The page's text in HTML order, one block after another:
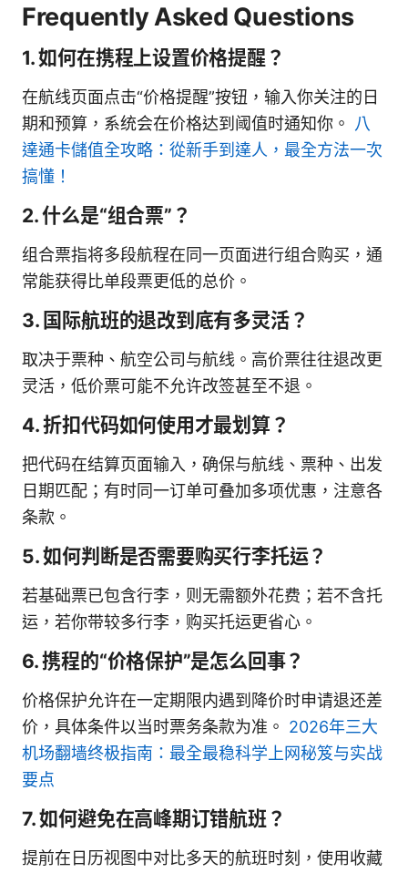
Frequently Asked Questions
1. 如何在携程上设置价格提醒？
在航线页面点击“价格提醒”按钮，输入你关注的日
期和预算，系统会在价格达到阈值时通知你。 八
達通卡儲值全攻略：從新手到達人，最全方法一次
搞懂！
2. 什么是“组合票”？
组合票指将多段航程在同一页面进行组合购买，通
常能获得比单段票更低的总价。
3. 国际航班的退改到底有多灵活？
取决于票种、航空公司与航线。高价票往往退改更
灵活，低价票可能不允许改签甚至不退。
4. 折扣代码如何使用才最划算？
把代码在结算页面输入，确保与航线、票种、出发
日期匹配；有时同一订单可叠加多项优惠，注意各
条款。
5. 如何判断是否需要购买行李托运？
若基础票已包含行李，则无需额外花费；若不含托
运，若你带较多行李，购买托运更省心。
6. 携程的“价格保护”是怎么回事？
价格保护允许在一定期限内遇到降价时申请退还差
价，具体条件以当时票务条款为准。 2026年三大
机场翻墙终极指南：最全最稳科学上网秘笈与实战
要点
7. 如何避免在高峰期订错航班？
提前在日历视图中对比多天的航班时刻，使用收藏